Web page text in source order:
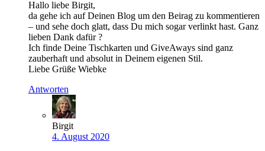
Hallo liebe Birgit,
da gehe ich auf Deinen Blog um den Beirag zu kommentieren
– und sehe doch glatt, dass Du mich sogar verlinkt hast. Ganz
lieben Dank dafür ?
Ich finde Deine Tischkarten und GiveAways sind ganz
zauberhaft und absolut in Deinem eigenen Stil.
Liebe Grüße Wiebke
Antworten
Birgit
4. August 2020